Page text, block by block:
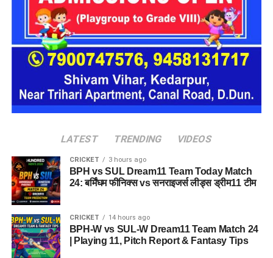
सूचना मिलते ही पुलिस मौके पर पहुंची और पीड़िता को सुरक्षित अपने साथ
लेकर आवश्यक कानूनी कार्रवाई शुरू की। उसका मेडिकल परीक्षण कराया
गया और बयान दर्ज किए गए।
पुलिस मामले की जांच में जुटी
सीओ सिटी रुद्रपुर विभव सैनी ने बताया कि पीड़िता की शिकायत के आधार
पर संबंधित धाराओं में मुकदमा दर्ज कर लिया गया है। मामले की गहन जांच
है और आरोपियों की गिरफ्तारी के लिए संभावित ठिकानों पर दबिश दी जा रही
है।
पुलिस का कहना है कि जांच के दौरान सामने आने वाले तथ्यों और साक्ष्यों के
आधार पर आगे की कानूनी कार्रवाई की जाएगी।
LATEST TRENDING VIDEOS
CRICKET 3 hours ago
BPH vs SUL Dream11 Team Today Match
24: बर्मिंघम फीनिक्स vs सनराइजर्स लीड्स ड्रीम11 टीम
CRICKET 14 hours ago
BPH-W vs SUL-W Dream11 Team Match 24
| Playing 11, Pitch Report & Fantasy Tips